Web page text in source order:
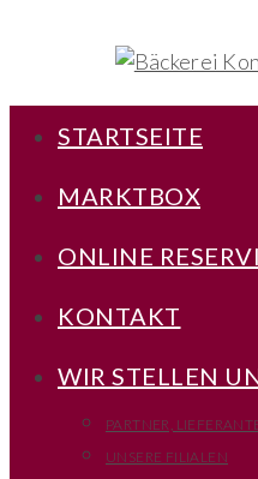
STARTSEITE
MARKTBOX
ONLINE
KONTAKT
WIR STELLEN
PARTNER,
UNSERE FILIALEN